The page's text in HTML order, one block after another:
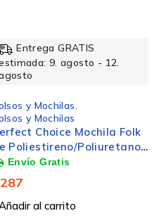
Entrega GRATIS
9. agosto - 12.
y Mochilas
y Mochilas
Choice Mochila
de
Poliéster para Laptop
Morado
337
al carrito